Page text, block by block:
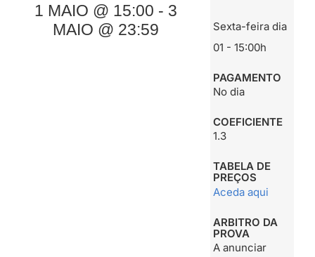
1 MAIO @ 15:00 - 3
MAIO @ 23:59
Sexta-feira dia
01 - 15:00h
PAGAMENTO
No dia
COEFICIENTE
1.3
TABELA DE
PREÇOS
Aceda aqui
ARBITRO DA
PROVA
A anunciar